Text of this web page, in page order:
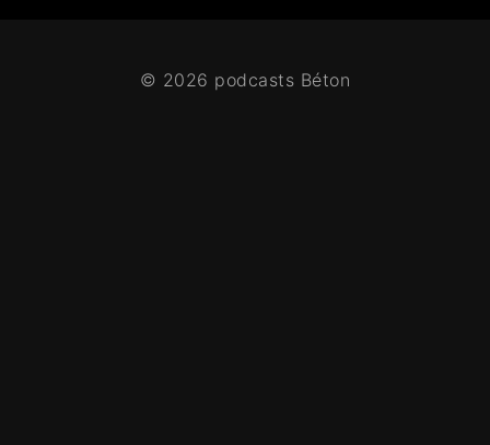
© 2026 podcasts Béton